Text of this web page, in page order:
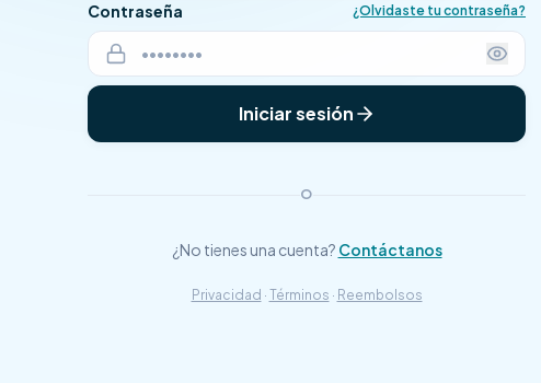
Contraseña ¿Olvidaste tu contraseña?
Iniciar sesión
O
¿No tienes una cuenta? Contáctanos
Privacidad · Términos · Reembolsos